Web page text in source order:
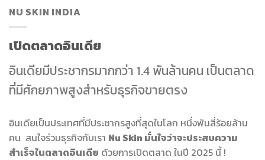
NU SKIN INDIA
เปิดตลาดอินเดีย
อินเดียมีประชากรมากกว่า 1.4 พันล้านคน เป็นตลาด
ที่มีศักยภาพสูงสำหรับธุรกิจขายตรง
อินเดียเป็นประเทศที่มีประชากรสูงที่สุดในโลก หนึ่งพันสี่ร้อยล้าน
คน สนใจร่วมธุรกิจกับเรา Nu Skin มั่นใจว่าจะประสบความ
สำเร็จในตลาดอินเดีย ด้วยการเปิดตลาด ในปี 2025 นี้ !